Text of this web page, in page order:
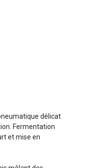
délicat
Fermentation
et mise en